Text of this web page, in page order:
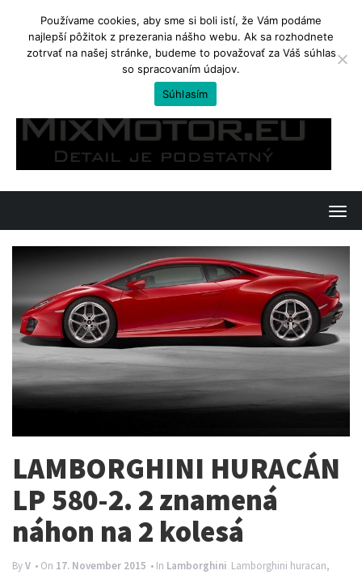
TRENDING
Yamaha Tenere 700. Ostré enduro na cestovanie
content
T
o
g
g
l
e
n
a
v
i
g
LAMBORGHINI HURACÁN
LP 580-2. 2 znamená
náhon na 2 kolesá
ByV • On 17. November 2015 • In Lamborghini Lamborghini huracan,
Používame cookies, aby sme si boli istí, že Vám podáme
najlepší pôžitok z prezerania nášho webu. Ak sa rozhodnete
zotrvať na našej stránke, budeme to považovať za Váš súhlas
so spracovaním údajov.
Súhlasím